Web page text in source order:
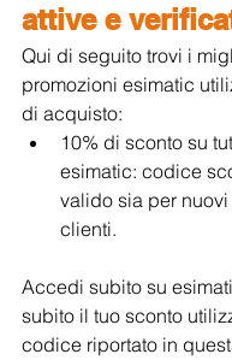
attive e
Qui di seguito trovi i
promozioni esimatic
di acquisto:
10% di sconto su
esimatic: codice
valido sia per
clienti.
Accedi subito su
subito il tuo sconto
codice riportato in